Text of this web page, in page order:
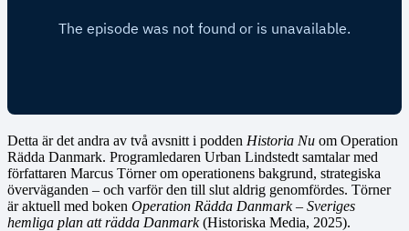
Detta är det andra av två avsnitt i podden Historia Nu om Operation
Rädda Danmark. Programledaren Urban Lindstedt samtalar med
författaren Marcus Törner om operationens bakgrund, strategiska
överväganden – och varför den till slut aldrig genomfördes. Törner
är aktuell med boken Operation Rädda Danmark – Sveriges
hemliga plan att rädda Danmark(Historiska Media, 2025).